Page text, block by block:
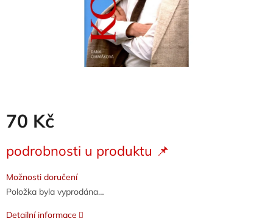
70 Kč
cena:
podrobnosti u produktu 📌
Možnosti doručení
Položka byla vyprodána…
Detailní informace